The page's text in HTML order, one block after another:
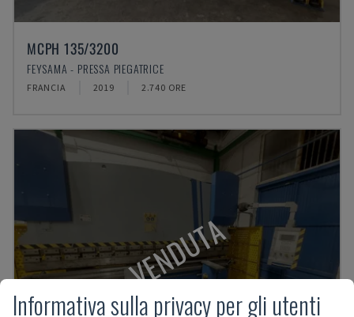
MCPH 135/3200
FEYSAMA - PRESSA PIEGATRICE
FRANCIA 2019 2.740 ORE
VENDUTA
Informativa sulla privacy per gli utenti